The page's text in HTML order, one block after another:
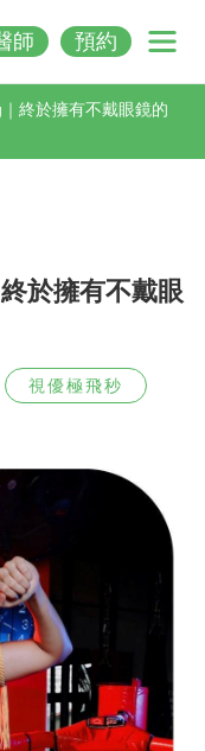
師 預約
終於擁有不戴眼鏡的
於擁有不戴眼
視優極飛秒